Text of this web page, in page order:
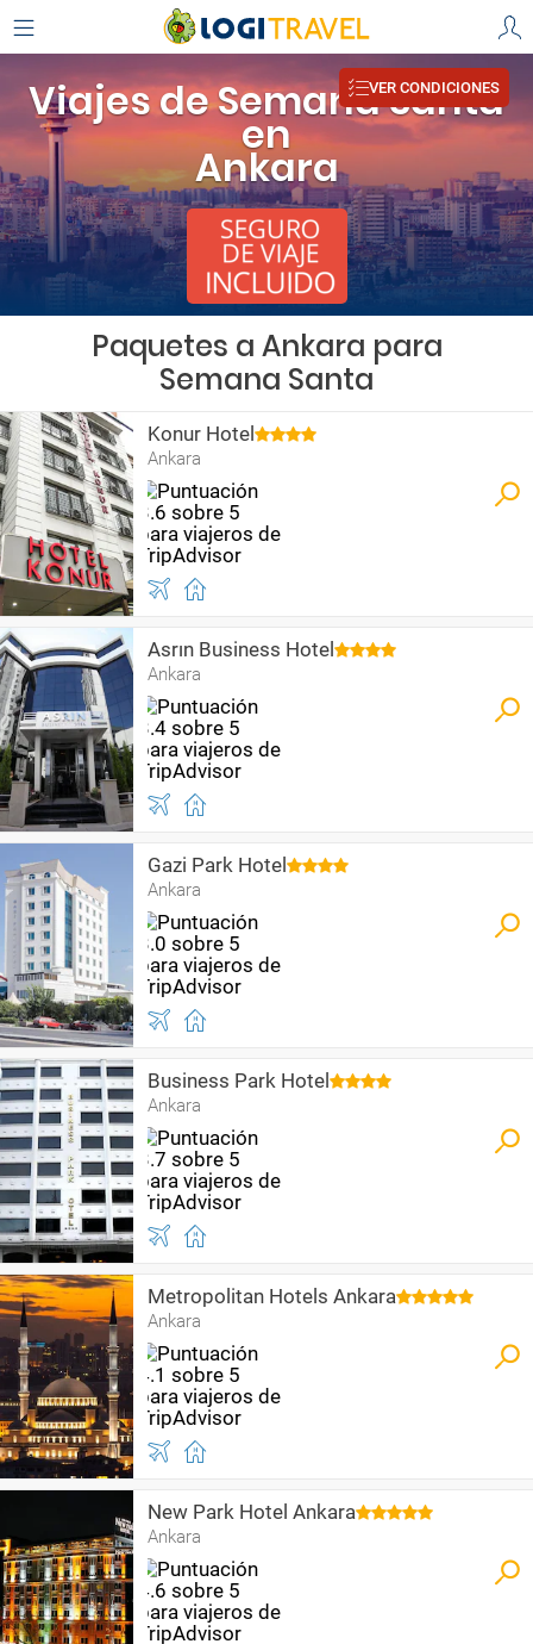
Viajes de Semana Santa
en
Ankara
VER CONDICIONES
Paquetes a Ankara para
Semana Santa
Konur Hotel
Ankara
Asrın Business Hotel
Ankara
Gazi Park Hotel
Ankara
Business Park Hotel
Ankara
Metropolitan Hotels Ankara
Ankara
New Park Hotel Ankara
Ankara